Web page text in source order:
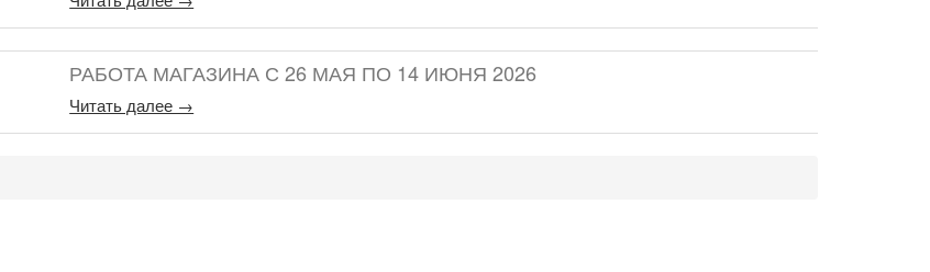
РАБОТА МАГАЗИНА С 26 МАЯ ПО 14 ИЮНЯ 2026
Читать далее →